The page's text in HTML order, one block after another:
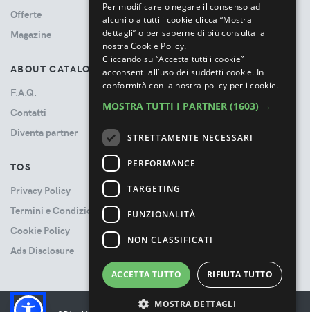
Offerte
Magazine
ABOUT CATALOVE
F.A.Q.
Contatti
Diventa partner
TOS
Privacy Policy
Termini e Condizioni
Cookie Policy
Ads Disclosure
Per modificare o negare il consenso ad
alcuni o a tutti i cookie clicca “Mostra
dettagli” o per saperne di più consulta la
nostra Cookie Policy.
Cliccando su “Accetta tutti i cookie”
acconsenti all’uso dei suddetti cookie. In
conformità con la nostra policy per i cookie.
MOSTRA TUTTI I PARTNER (1603) →
STRETTAMENTE NECESSARI
PERFORMANCE
TARGETING
FUNZIONALITÀ
NON CLASSIFICATI
ACCETTA TUTTO RIFIUTA TUTTO
MOSTRA DETTAGLI